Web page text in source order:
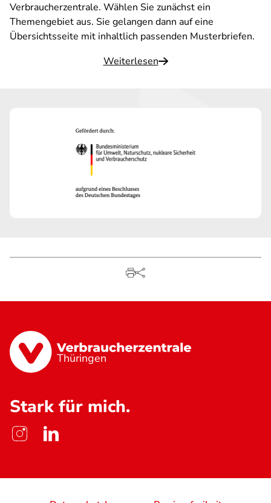
Verbraucherzentrale. Wählen Sie zunächst ein
Themengebiet aus. Sie gelangen dann auf eine
Übersichtsseite mit inhaltlich passenden Musterbriefen.
Weiterlesen
Thüringen
Stark für mich.